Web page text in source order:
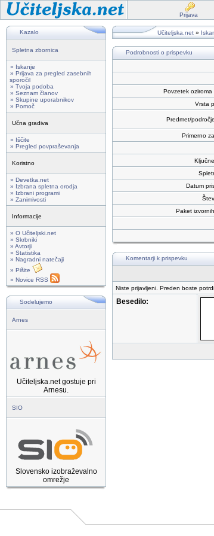
Prijava
Kazalo
Spletna zbornica
» Iskanje
» Prijava za pregled zasebnih
sporočil
» Tvoja podoba
» Seznam članov
» Skupine uporabnikov
» Pomoč
Učna gradiva
» Iščite
» Pregled povpraševanja
Koristno
» Devetka.net
» Izbrana spletna orodja
» Izbrani programi
» Zanimivosti
Informacije
» O Učiteljski.net
» Skrbniki
» Avtorji
» Statistika
» Nagradni natečaji
» Pišite
» Novice RSS
Sodelujemo
Arnes
Učiteljska.net gostuje pri
Arnesu.
SIO
Slovensko izobraževalno
omrežje
Učiteljska.net »
Podrobnosti o prispevku
Povzetek oziroma
Vrsta
Predmet/
Primerno
Datum
Paket
Komentarji k prispevku
Niste prijavljeni. Preden boste
Besedilo: